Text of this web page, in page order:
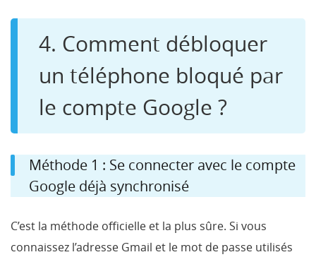
4. Comment débloquer
un téléphone bloqué par
le compte Google ?
Méthode 1 : Se connecter avec le compte
Google déjà synchronisé
C’est la méthode officielle et la plus sûre. Si vous
connaissez l’adresse Gmail et le mot de passe utilisés